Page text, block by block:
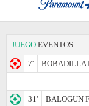
JUEGO EVENTOS
7'
BOBADILLA
31'
BALOGUN